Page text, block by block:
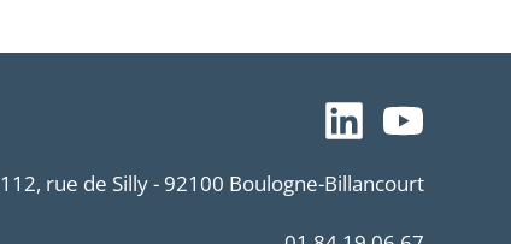
112, rue de Silly - 92100 Boulogne-Billancourt